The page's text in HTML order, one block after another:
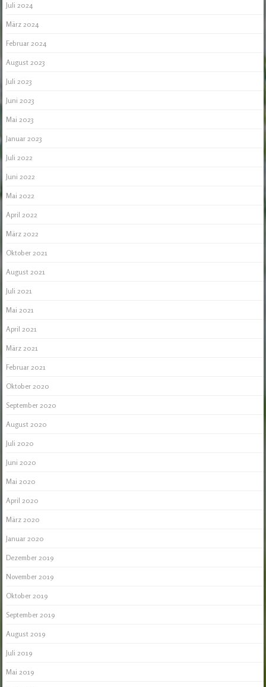
Juli 2024
März 2024
Februar 2024
August 2023
Juli 2023
Juni 2023
Mai 2023
Januar 2023
Juli 2022
Juni 2022
Mai 2022
April 2022
März 2022
Oktober 2021
August 2021
Juli 2021
Mai 2021
April 2021
März 2021
Februar 2021
Oktober 2020
September 2020
August 2020
Juli 2020
Juni 2020
Mai 2020
April 2020
März 2020
Januar 2020
Dezember 2019
November 2019
Oktober 2019
September 2019
August 2019
Juli 2019
Mai 2019